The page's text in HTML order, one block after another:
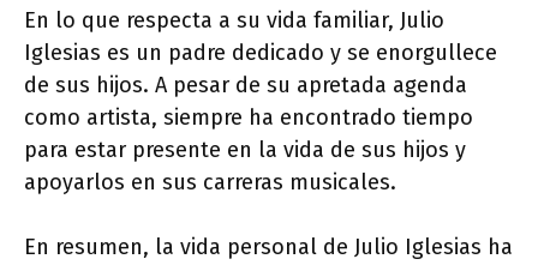
En lo que respecta a su vida familiar, Julio
Iglesias es un padre dedicado y se enorgullece
de sus hijos. A pesar de su apretada agenda
como artista, siempre ha encontrado tiempo
para estar presente en la vida de sus hijos y
apoyarlos en sus carreras musicales.
En resumen, la vida personal de Julio Iglesias ha